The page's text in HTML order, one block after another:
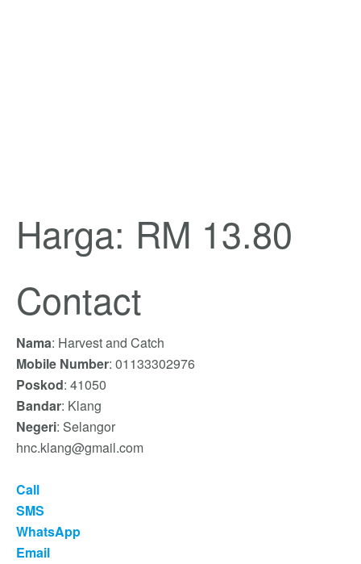
Harga: RM 13.80
Contact
Nama: Harvest and Catch
Mobile Number: 01133302976
Poskod: 41050
Bandar: Klang
Negeri: Selangor
hnc.klang@gmail.com
Call
SMS
WhatsApp
Email